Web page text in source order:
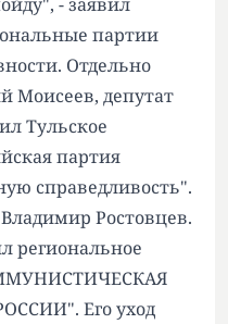
партии
Отдельно
Моисеев, депутат
Тульское
партия
справедливость".
Ростовцев.
региональное
Его уход